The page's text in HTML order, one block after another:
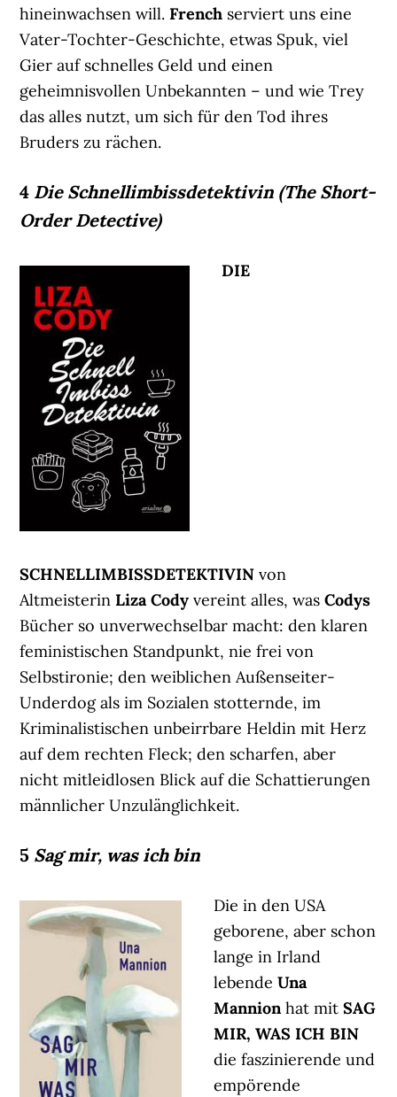
hineinwachsen will.French serviert uns eine
Vater-Tochter-Geschichte, etwas Spuk, viel
Gier auf schnelles Geld und einen
geheimnisvollen Unbekannten – und wie Trey
das alles nutzt, um sich für den Tod ihres
Bruders zu rächen.
4 Die Schnellimbissdetektivin (The Short-
Order Detective)
DIE
SCHNELLIMBISSDETEKTIVINvon
AltmeisterinLiza Cody vereint alles, wasCodys
Bücher so unverwechselbar macht: den klaren
feministischen Standpunkt, nie frei von
Selbstironie; den weiblichen Außenseiter-
Underdog als im Sozialen stotternde, im
Kriminalistischen unbeirrbare Heldin mit Herz
auf dem rechten Fleck; den scharfen, aber
nicht mitleidlosen Blick auf die Schattierungen
männlicher Unzulänglichkeit.
5 Sag mir, was ich bin
Die in den USA
geborene, aber schon
lange in Irland
lebendeUna
Mannionhat mitSAG
MIR, WAS ICH BIN
die faszinierende und
empörende